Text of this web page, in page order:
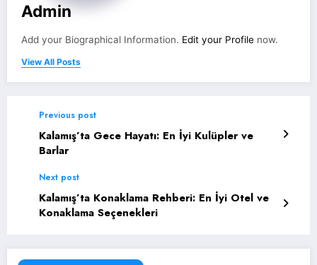
Admin
Add your Biographical Information. Edit your Profile now.
View All Posts
Previous post
Kalamış’ta Gece Hayatı: En İyi Kulüpler ve
Barlar
Next post
Kalamış’ta Konaklama Rehberi: En İyi Otel ve
Konaklama Seçenekleri